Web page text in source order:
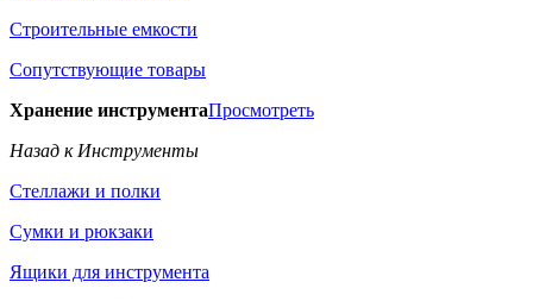
Строительные емкости
Сопутствующие товары
Хранение инструментаПросмотреть
Назад к Инструменты
Стеллажи и полки
Сумки и рюкзаки
Ящики для инструмента